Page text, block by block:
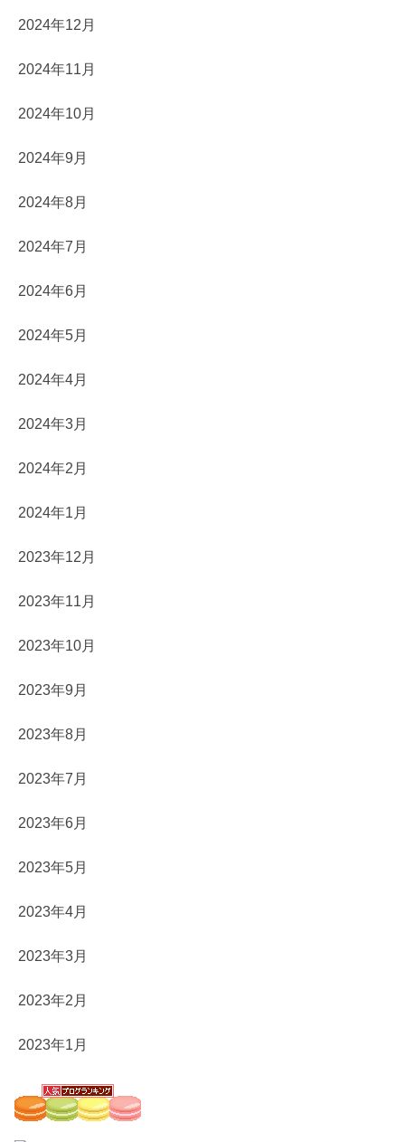
2024年12月
2024年11月
2024年10月
2024年9月
2024年8月
2024年7月
2024年6月
2024年5月
2024年4月
2024年3月
2024年2月
2024年1月
2023年12月
2023年11月
2023年10月
2023年9月
2023年8月
2023年7月
2023年6月
2023年5月
2023年4月
2023年3月
2023年2月
2023年1月